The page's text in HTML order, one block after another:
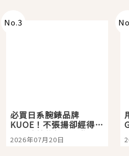
No.3
必買日系腕錶品牌
KUOE！不張揚卻經得起
時間洗鍊的經典之作五
選
2026年07月20日